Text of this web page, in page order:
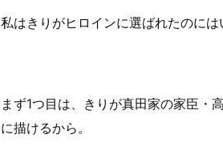
私はきりがヒロインに選ばれたのに
まず1つ目は、きりが真田家の家臣・
に描けるから。